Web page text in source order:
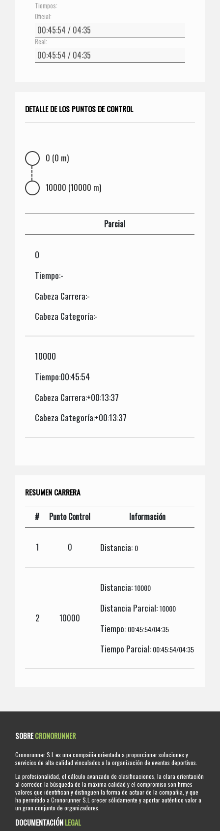
Tiempos:
Oficial:
Real:
DETALLE DE LOS PUNTOS DE CONTROL
0 (0 m)
10000 (10000 m)
Parcial
0
Tiempo:-
Cabeza Carrera:-
Cabeza Categoría:-
10000
Tiempo:00:45:54
Cabeza Carrera:+00:13:37
Cabeza Categoría:+00:13:37
RESUMEN CARRERA
# Punto Control Información
1 0 Distancia: 0
2 10000
Distancia:10000
Distancia Parcial:10000
Tiempo: 00:45:54/04:35
Tiempo Parcial: 00:45:54/04:35
SOBRECRONORUNNER
Cronorunner S.L es una compañia orientada a proporcionar soluciones y
servicios de alta calidad vinculados a la organización de eventos deportivos.
La profesionalidad, el cálculo avanzado de clasificaciones, la clara orientación
al corredor, la búsqueda de la máxima calidad y el compromiso son firmes
valores que identifican y distinguen la forma de actuar de la compañia, y que
ha permitido a Cronorunner S.L crecer sólidamente y aportar auténtico valor a
un gran conjunto de organizadores.
DOCUMENTACIÓNLEGAL